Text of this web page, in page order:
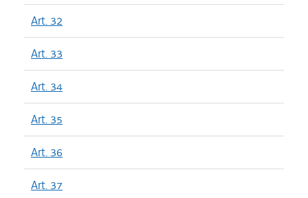
Art. 32
Art. 33
Art. 34
Art. 35
Art. 36
Art. 37